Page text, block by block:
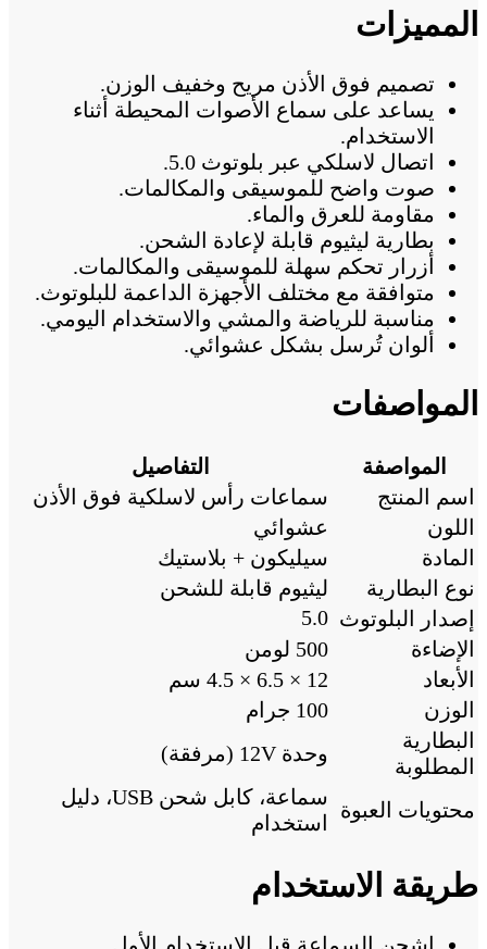
المميزات
تصميم فوق الأذن مريح وخفيف الوزن.
يساعد على سماع الأصوات المحيطة أثناء
الاستخدام.
اتصال لاسلكي عبر بلوتوث 5.0.
صوت واضح للموسيقى والمكالمات.
مقاومة للعرق والماء.
بطارية ليثيوم قابلة لإعادة الشحن.
أزرار تحكم سهلة للموسيقى والمكالمات.
متوافقة مع مختلف الأجهزة الداعمة للبلوتوث.
مناسبة للرياضة والمشي والاستخدام اليومي.
ألوان تُرسل بشكل عشوائي.
المواصفات
المواصفة
التفاصيل
اسم المنتج
سماعات رأس لاسلكية فوق الأذن
اللون
عشوائي
المادة
سيليكون + بلاستيك
نوع البطارية
ليثيوم قابلة للشحن
إصدار البلوتوث 5.0
الإضاءة
500 لومن
الأبعاد
12 × 6.5 × 4.5 سم
الوزن
100 جرام
البطارية
المطلوبة
وحدة 12V (مرفقة)
محتويات العبوة
سماعة، كابل شحن USB، دليل
استخدام
طريقة الاستخدام